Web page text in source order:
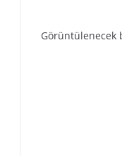
Görüntülenecek